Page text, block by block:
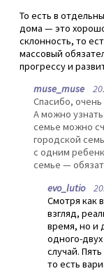
То есть в
дома — это
склонность, то
массовый
прогрессу и
muse_muse
Спасибо,
А можно
семье можно
городской
с одним
семье —
evo_lutio
Смотря как
взгляд,
время, но и
одного-
случай.
то есть